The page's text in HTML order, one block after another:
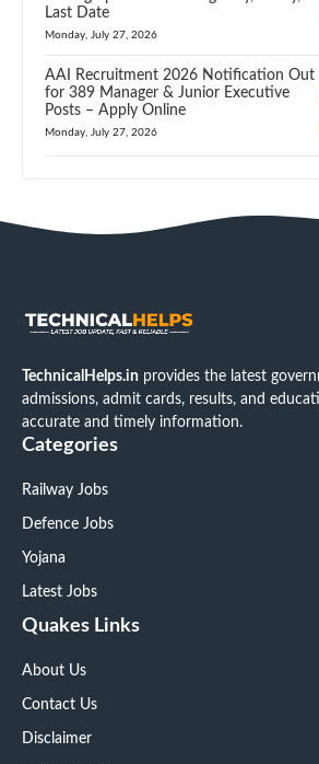
Last Date
Monday, July 27, 2026
AAI Recruitment 2026 Notification Out
for 389 Manager & Junior Executive
Posts – Apply Online
Monday, July 27, 2026
TechnicalHelps.in provides the latest
admissions, admit cards, results, and
accurate and timely information.
Categories
Railway Jobs
Defence Jobs
Yojana
Latest Jobs
Quakes Links
About Us
Contact Us
Disclaimer